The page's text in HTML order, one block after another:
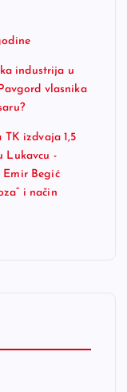
industrija u
vlasnika
izdvaja 1,5
Lukavcu -
Emir Begić
i način